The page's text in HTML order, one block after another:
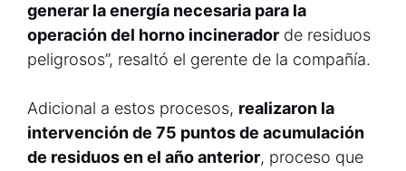
generar la energía necesaria para la
operación del horno incinerador de residuos
peligrosos”, resaltó el gerente de la compañía.
Adicional a estos procesos, realizaron la
intervención de 75 puntos de acumulación
de residuos en el año anterior, proceso que